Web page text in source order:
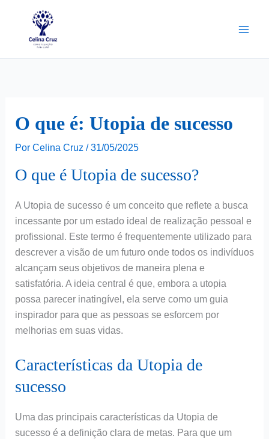
O que é: Utopia de sucesso
Por Celina Cruz / 31/05/2025
O que é Utopia de sucesso?
A Utopia de sucesso é um conceito que reflete a busca
incessante por um estado ideal de realização pessoal e
profissional. Este termo é frequentemente utilizado para
descrever a visão de um futuro onde todos os indivíduos
alcançam seus objetivos de maneira plena e
satisfatória. A ideia central é que, embora a utopia
possa parecer inatingível, ela serve como um guia
inspirador para que as pessoas se esforcem por
melhorias em suas vidas.
Características da Utopia de
sucesso
Uma das principais características da Utopia de
sucesso é a definição clara de metas. Para que um